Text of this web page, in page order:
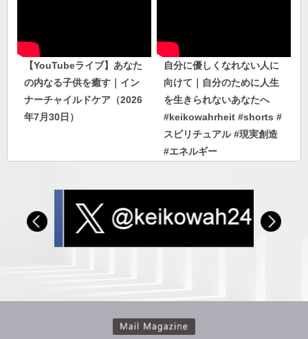
【YouTubeライブ】あなた
の内なる子供を癒す｜イン
ナーチャイルドケア（2026
年7月30日）
自分に優しくなれない人に
向けて｜自分のために人生
を生きられないあなたへ
#keikowahrheit #shorts #
スピリチュアル #現実創造
#エネルギー
自分に優しくなれない人に
人から否定されないエネル
#keikowahrheit #shorts #
スピリチュアル #現実創造